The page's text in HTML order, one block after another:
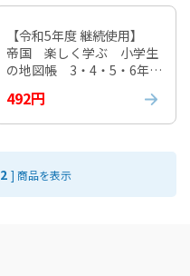
【令和5年度 継続使用】
帝国 楽しく学ぶ 小学生
の地図帳 3・4・5・6年
492円
2 ] 商品を表示